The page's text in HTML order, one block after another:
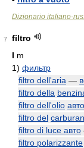
Dizionario italiano-
7
filtro
I m
1) фильтр
filtro dell'aria —
filtro della
filtro dell'olio авто
filtro del
filtro di luce авто
filtro polarizzante